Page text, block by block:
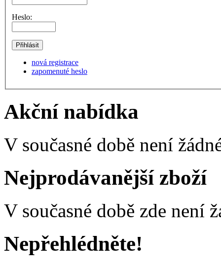
Heslo:
nová registrace
zapomenuté heslo
Akční nabídka
V současné době není
Nejprodávanější zboží
V současné době zde není
Nepřehlédněte!